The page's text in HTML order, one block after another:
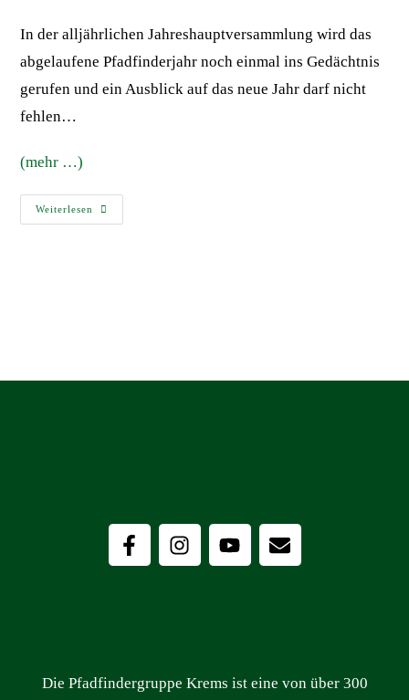
In der alljährlichen Jahreshauptversammlung wird das
abgelaufene Pfadfinderjahr noch einmal ins Gedächtnis
gerufen und ein Ausblick auf das neue Jahr darf nicht
fehlen…
(mehr …)
Weiterlesen
Die Pfadfindergruppe Krems ist eine von über 300